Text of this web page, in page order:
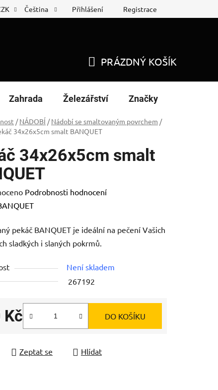
Nákup na splátky
Čeština Přihlášení Registrace
KOŠÍK
PRÁZDNÝ KOŠÍK
Zahrada Železářství Značky
/ NÁDOBÍ / Nádobí se smaltovaným povrchem /
34x26x5cm smalt BANQUET
34x26x5cm smalt
Podrobnosti hodnocení
pekáč BANQUET je ideální na pečení Vašich
sladkých i slaných pokrmů.
Není skladem
267192
Kč DO KOŠÍKU
Zeptat se
Hlídat